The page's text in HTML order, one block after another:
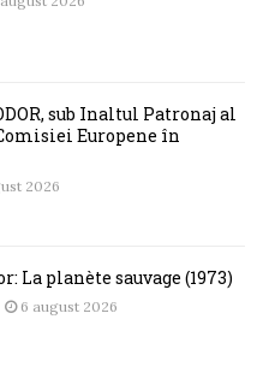
sub Înaltul Patronaj al
Europene în
2026
La planète sauvage (1973)
6 august 2026